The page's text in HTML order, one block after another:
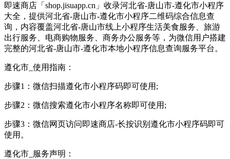
即速商店「shop.jisuapp.cn」收录河北省-唐山市-遵化市小程序
大全，提供河北省-唐山市-遵化市小程序二维码综合信息查
询，内容覆盖河北省-唐山市线上小程序生活美食服务、旅游
出行服务、电商购物服务、商务办公服务等，为微信用户搭建
完整的河北省-唐山市-遵化市本地小程序信息查询服务平台。
遵化市_使用指南：
步骤1：微信扫描遵化市小程序码即可使用;
步骤2：微信搜索遵化市小程序名称即可使用;
步骤3：微信网页访问即速商店-长按识别遵化市小程序码即可
使用。
遵化市_服务声明：